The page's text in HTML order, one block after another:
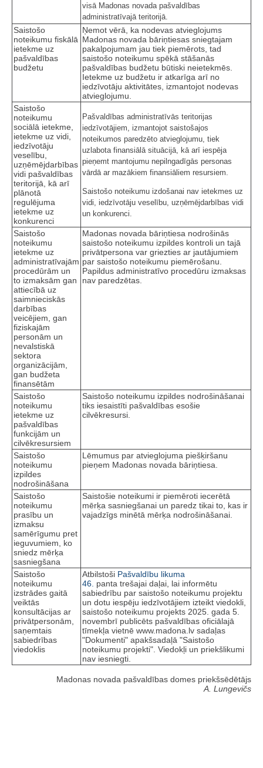
visā Madonas novada pašvaldības
administratīvajā teritorijā.
Saistošo
noteikumu fiskālā
ietekme uz
pašvaldības
budžetu
Ņemot vērā, ka nodevas atvieglojums
Madonas novada bāriņtiesas sniegtajam
pakalpojumam jau tiek piemērots, tad
saistošo noteikumu spēkā stāšanās
pašvaldības budžetu būtiski neietekmēs.
Ietekme uz budžetu ir atkarīga arī no
iedzīvotāju aktivitātes, izmantojot nodevas
atvieglojumu.
Saistošo
noteikumu
sociālā ietekme,
ietekme uz vidi,
iedzīvotāju
veselību,
uzņēmējdarbības
vidi pašvaldības
teritorijā, kā arī
plānotā
regulējuma
ietekme uz
konkurenci
Pašvaldības administratīvās teritorijas
iedzīvotājiem, izmantojot saistošajos
noteikumos paredzēto atvieglojumu, tiek
uzlabota finansiālā situācijā, kā arī iespēja
pieņemt mantojumu nepilngadīgās personas
vārdā ar mazākiem finansiāliem resursiem.
Saistošo noteikumu izdošanai nav ietekmes uz
vidi, iedzīvotāju veselību, uzņēmējdarbības vidi
un konkurenci.
Saistošo
noteikumu
ietekme uz
administratīvajām
procedūrām un
to izmaksām gan
attiecībā uz
saimnieciskās
darbības
veicējiem, gan
fiziskajām
personām un
nevalstiskā
sektora
organizācijām,
gan budžeta
finansētām
Madonas novada bāriņtiesa nodrošinās
saistošo noteikumu izpildes kontroli un tajā
privātpersona var griezties ar jautājumiem
par saistošo noteikumu piemērošanu.
Papildus administratīvo procedūru izmaksas
nav paredzētas.
Saistošo
noteikumu
ietekme uz
pašvaldības
funkcijām un
cilvēkresursiem
Saistošo noteikumu izpildes nodrošināšanai
tiks iesaistīti pašvaldības esošie
cilvēkresursi.
Saistošo
noteikumu
izpildes
nodrošināšana
Lēmumus par atvieglojuma piešķiršanu
pieņem Madonas novada bāriņtiesa.
Saistošo
noteikumu
prasību un
izmaksu
samērīgumu pret
ieguvumiem, ko
sniedz mērķa
sasniegšana
Saistošie noteikumi ir piemēroti iecerētā
mērķa sasniegšanai un paredz tikai to, kas ir
vajadzīgs minētā mērķa nodrošināšanai.
Saistošo
noteikumu
izstrādes gaitā
veiktās
konsultācijas ar
privātpersonām,
saņemtais
sabiedrības
viedoklis
Atbilstoši Pašvaldību likuma
46. panta trešajai daļai, lai informētu
sabiedrību par saistošo noteikumu projektu
un dotu iespēju iedzīvotājiem izteikt viedokli,
saistošo noteikumu projekts 2025. gada 5.
novembrī publicēts pašvaldības oficiālajā
tīmekļa vietnē www.madona.lv sadaļas
"Dokumenti" apakšsadaļā "Saistošo
noteikumu projekti". Viedokļi un priekšlikumi
nav iesniegti.
Madonas novada pašvaldības domes priekšsēdētājs
A. Lungevičs